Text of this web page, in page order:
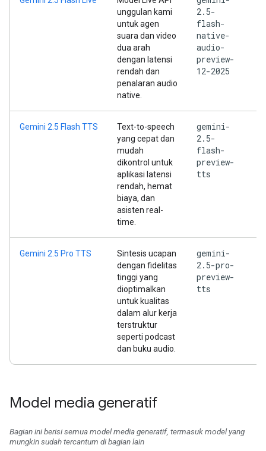
unggulan kami
untuk agen
suara dan video
dua arah
dengan latensi
rendah dan
penalaran audio
native.
2.5-
flash-
native-
audio-
preview-
12-2025
Gemini 2.5 Flash TTS
Text-to-speech
yang cepat dan
mudah
dikontrol untuk
aplikasi latensi
rendah, hemat
biaya, dan
asisten real-
time.
gemini-
2.5-
flash-
preview-
tts
Gemini 2.5 Pro TTS
Sintesis ucapan
dengan fidelitas
tinggi yang
dioptimalkan
untuk kualitas
dalam alur kerja
terstruktur
seperti podcast
dan buku audio.
gemini-
2.5-pro-
preview-
tts
Model media generatif
Bagian ini berisi semua model media generatif, termasuk model yang
mungkin sudah tercantum di bagian lain